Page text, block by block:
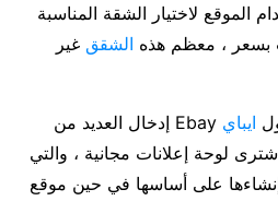
الموقع لاختيار الشقة المناسبة
بسعر ، معظم هذه الشقق غير
ايباي
Ebay إدخال العديد من
لوحة إعلانات مجانية ، والتي
على أساسها في حين موقع